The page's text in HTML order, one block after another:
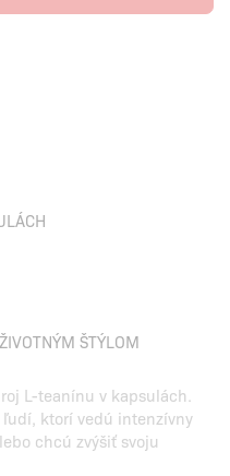
ŠTÝLOM
L-teanínu v kapsulách.
ktorí vedú intenzívny
chcú zvýšiť svoju